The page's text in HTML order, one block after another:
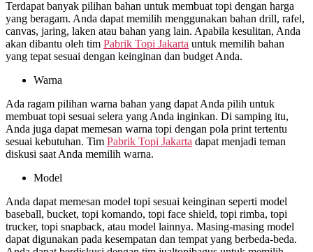
Terdapat banyak pilihan bahan untuk membuat topi dengan harga
yang beragam. Anda dapat memilih menggunakan bahan drill, rafel,
canvas, jaring, laken atau bahan yang lain. Apabila kesulitan, Anda
akan dibantu oleh tim Pabrik Topi Jakarta untuk memilih bahan
yang tepat sesuai dengan keinginan dan budget Anda.
Warna
Ada ragam pilihan warna bahan yang dapat Anda pilih untuk
membuat topi sesuai selera yang Anda inginkan. Di samping itu,
Anda juga dapat memesan warna topi dengan pola print tertentu
sesuai kebutuhan. Tim Pabrik Topi Jakarta dapat menjadi teman
diskusi saat Anda memilih warna.
Model
Anda dapat memesan model topi sesuai keinginan seperti model
baseball, bucket, topi komando, topi face shield, topi rimba, topi
trucker, topi snapback, atau model lainnya. Masing-masing model
dapat digunakan pada kesempatan dan tempat yang berbeda-beda.